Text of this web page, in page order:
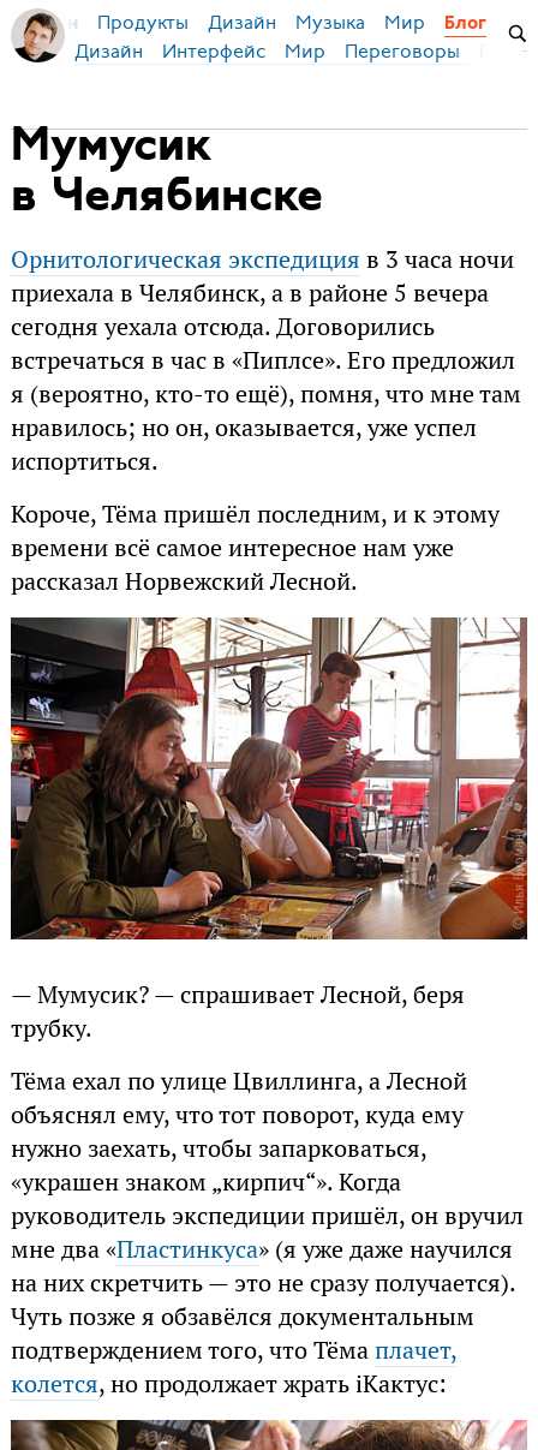
Бирман Продукты Дизайн Музыка Мир Блог
Дизайн Интерфейс Мир Переговоры
Мумусик
в Челябинске
Орнитологическая экспедиция в 3 часа ночи
приехала в Челябинск, а в районе 5 вечера
сегодня уехала отсюда. Договорились
встречаться в час в «Пиплсе». Его предложил
я (вероятно, кто-то ещё), помня, что мне там
нравилось; но он, оказывается, уже успел
испортиться.
Короче, Тёма пришёл последним, и к этому
времени всё самое интересное нам уже
рассказал Норвежский Лесной.
— Мумусик? — спрашивает Лесной, беря
трубку.
Тёма ехал по улице Цвиллинга, а Лесной
объяснял ему, что тот поворот, куда ему
нужно заехать, чтобы запарковаться,
«украшен знаком „кирпич“». Когда
руководитель экспедиции пришёл, он вручил
мне два «Пластинкуса» (я уже даже научился
на них скретчить — это не сразу получается).
Чуть позже я обзавёлся документальным
подтверждением того, что Тёмаплачет,
колется, но продолжает жрать iКактус: